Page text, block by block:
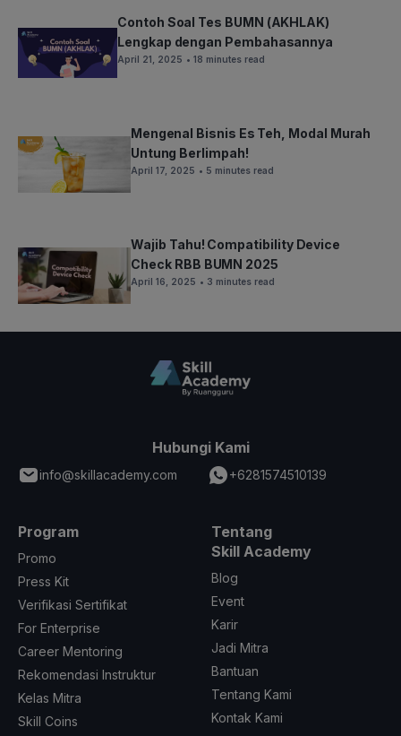
Contoh Soal Tes BUMN (AKHLAK)
Lengkap dengan Pembahasannya
April 21, 2025 • 18 minutes read
Mengenal Bisnis Es Teh, Modal Murah
Untung Berlimpah!
April 17, 2025 • 5 minutes read
Wajib Tahu! Compatibility Device
Check RBB BUMN 2025
April 16, 2025 • 3 minutes read
Hubungi Kami
info@skillacademy.com +6281574510139
Program
Promo
Press Kit
Verifikasi Sertifikat
For Enterprise
Career Mentoring
Rekomendasi Instruktur
Kelas Mitra
Skill Coins
Tentang
Skill Academy
Blog
Event
Karir
Jadi Mitra
Bantuan
Tentang Kami
Kontak Kami